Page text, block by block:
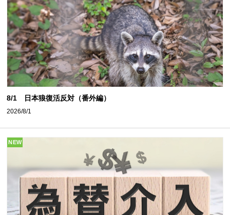
8/1 日本狼復活反対（番外編）
2026/8/1
NEW